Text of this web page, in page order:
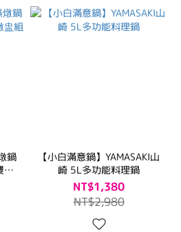
鍋
燉
【小白滿意鍋】YAMASAKI山
崎 5L多功能料理鍋
NT$1,380
NT$2,980